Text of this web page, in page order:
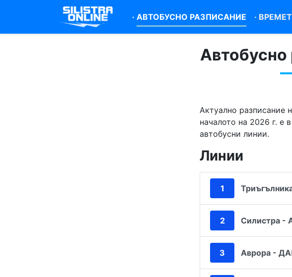
·АВТОБУСНО РАЗПИСАНИЕ ·
Автобусно
Актуално разписание
началото на 2026 г. е
автобусни линии.
Линии
1
2 Силистра -
3 Аврора -